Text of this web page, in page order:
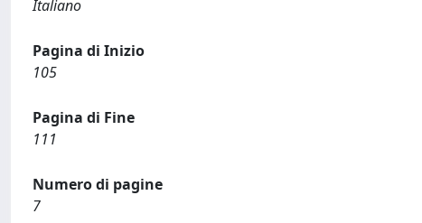
Italiano
Pagina di Inizio
105
Pagina di Fine
111
Numero di pagine
7